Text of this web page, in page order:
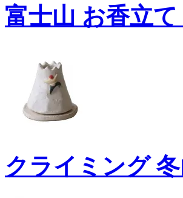
富士山 お香立
クライミング